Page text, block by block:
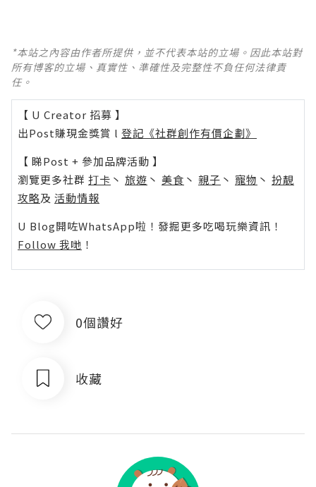
*本站之內容由作者所提供，並不代表本站的立場。因此本站對
所有博客的立場、真實性、準確性及完整性不負任何法律責
任。
【 U Creator 招募 】
出Post賺現金獎賞 l 登記《社群創作有價企劃》
【 睇Post + 參加品牌活動 】
瀏覽更多社群 打卡 丶 旅遊 丶 美食 丶 親子 丶 寵物 丶 扮靚
攻略及 活動情報
U Blog開咗WhatsApp啦！發掘更多吃喝玩樂資訊！
Follow 我哋 ！
0個讚好
收藏